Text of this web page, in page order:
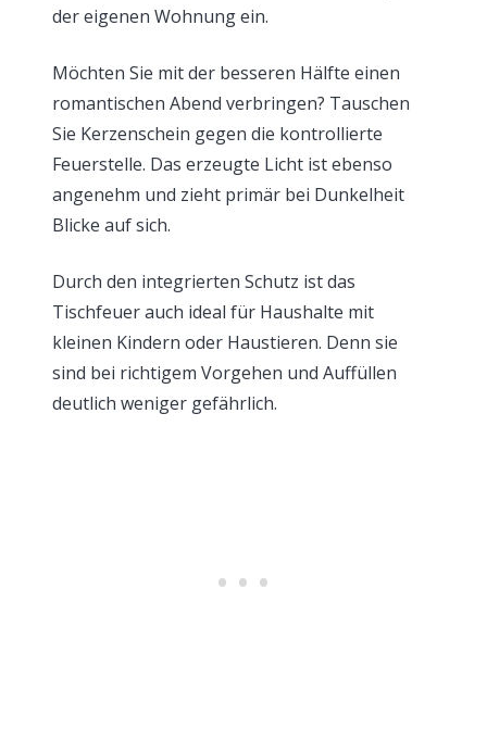
der eigenen Wohnung ein.
Möchten Sie mit der besseren Hälfte einen
romantischen Abend verbringen? Tauschen
Sie Kerzenschein gegen die kontrollierte
Feuerstelle. Das erzeugte Licht ist ebenso
angenehm und zieht primär bei Dunkelheit
Blicke auf sich.
Durch den integrierten Schutz ist das
Tischfeuer auch ideal für Haushalte mit
kleinen Kindern oder Haustieren. Denn sie
sind bei richtigem Vorgehen und Auffüllen
deutlich weniger gefährlich.